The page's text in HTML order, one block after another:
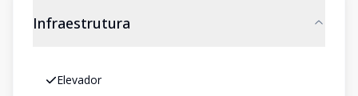
Infraestrutura
Elevador